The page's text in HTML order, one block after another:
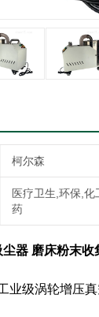
柯尔森
医疗卫生,环保,
药
尘器 磨床粉末收
业级涡轮增压